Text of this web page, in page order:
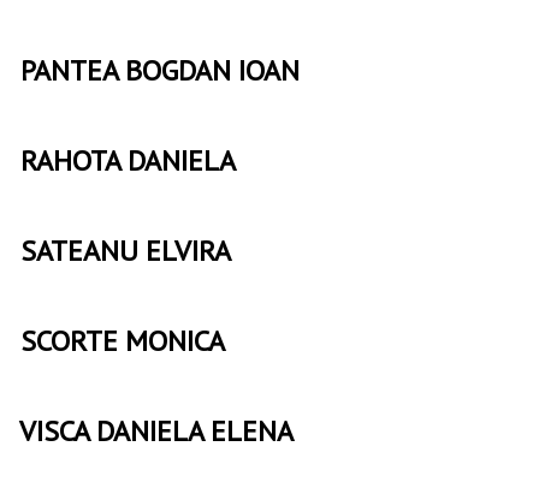
PANTEA BOGDAN IOAN
RAHOTA DANIELA
SATEANU ELVIRA
SCORTE MONICA
VISCA DANIELA ELENA